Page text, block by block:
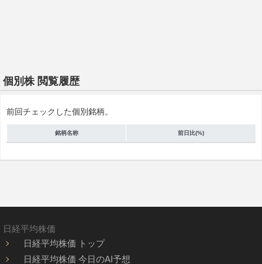
個別株 閲覧履歴
前回チェックした個別銘柄。
銘柄名称 前日比(%)
日経平均株価
日経平均株価 トップ
日経平均株価 今日のAI予想